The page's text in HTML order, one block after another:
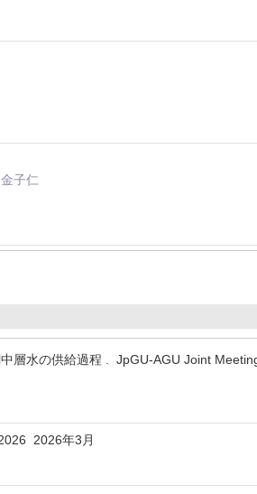
子仁
層水の供給過程 . JpGU-AGU Joint
2026年3月